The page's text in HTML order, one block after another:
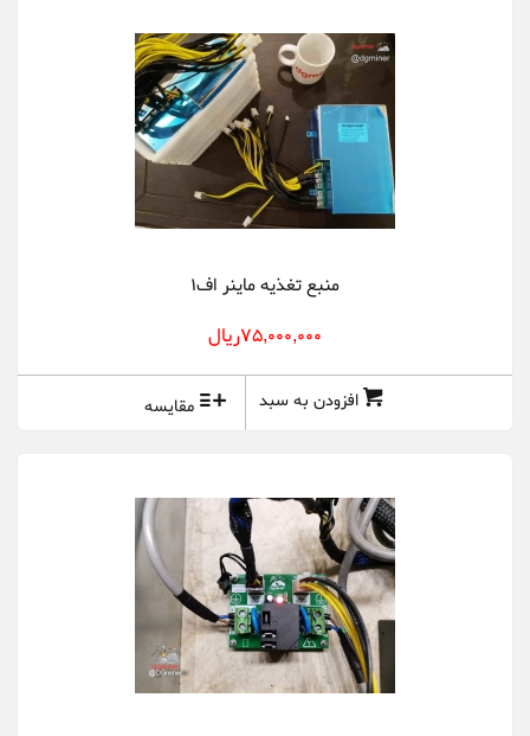
منبع تغذیه ماینر اف1
75,000,000ريال
افزودن به سبد مقایسه